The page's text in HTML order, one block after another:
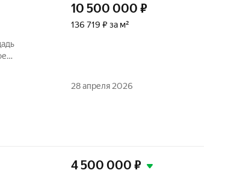
на
10 500 000 ₽
136 719 ₽ за м²
28 апреля 2026
4 500 000 ₽